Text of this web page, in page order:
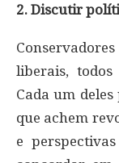
2. Discutir
liberais,
Cada um
que achem
e